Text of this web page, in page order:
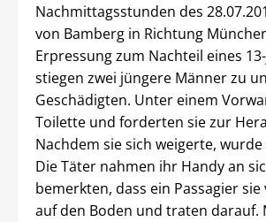
Nachmittagsstunden des
von Bamberg in Richtung
Erpressung zum Nachteil eines
stiegen zwei jüngere Männer zu
Geschädigten. Unter einem
Toilette und forderten sie zur
Nachdem sie sich weigerte,
Die Täter nahmen ihr Handy an
bemerkten, dass ein Passagier
auf den Boden und traten darauf.